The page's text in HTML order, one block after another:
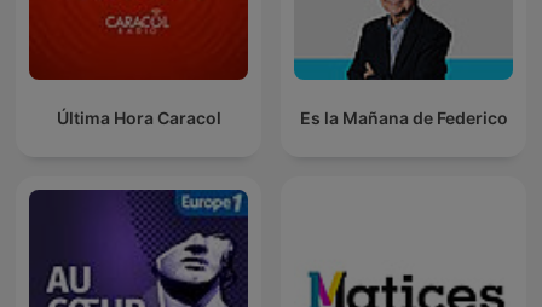
Última Hora Caracol Es la Mañana de Federico